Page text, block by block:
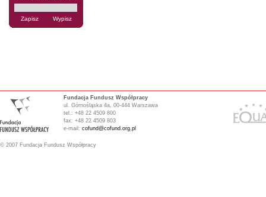
Fundacja Fundusz Współpracy
ul. Górnośląska 4a, 00-444 Warszawa
tel.: +48 22 4509 800
fax: +48 22 4509 803
e-mail: cofund@cofund.org.pl
© 2007 Fundacja Fundusz Współpracy